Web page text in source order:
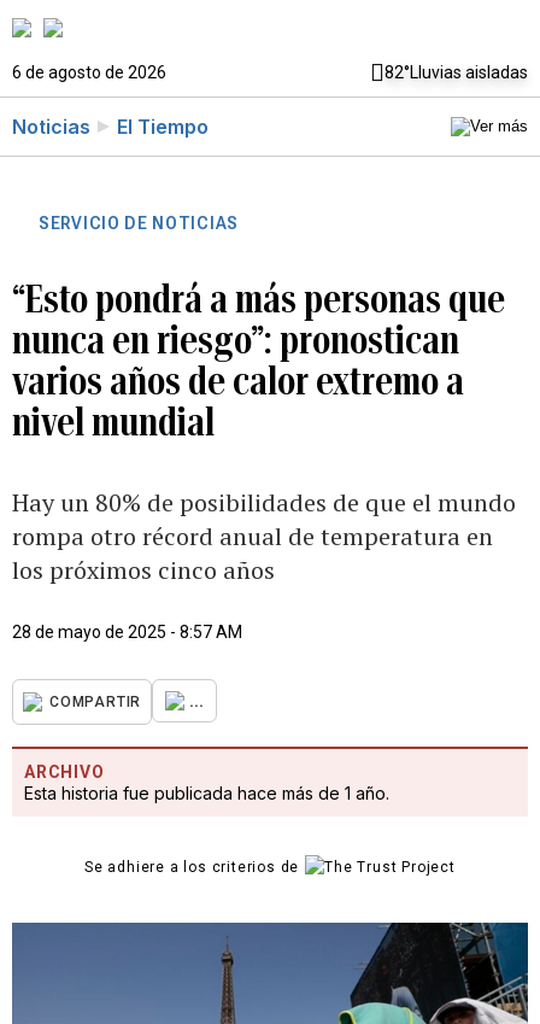
6 de agosto de 2026 82°Lluvias aisladas
Noticias El Tiempo
SERVICIO DE NOTICIAS
“Esto pondrá a más personas que
nunca en riesgo”: pronostican
varios años de calor extremo a
nivel mundial
Hay un 80% de posibilidades de que el mundo
rompa otro récord anual de temperatura en
los próximos cinco años
28 de mayo de 2025 - 8:57 AM
COMPARTIR ...
ARCHIVO
Esta historia fue publicada hace más de 1 año.
Se adhiere a los criterios de